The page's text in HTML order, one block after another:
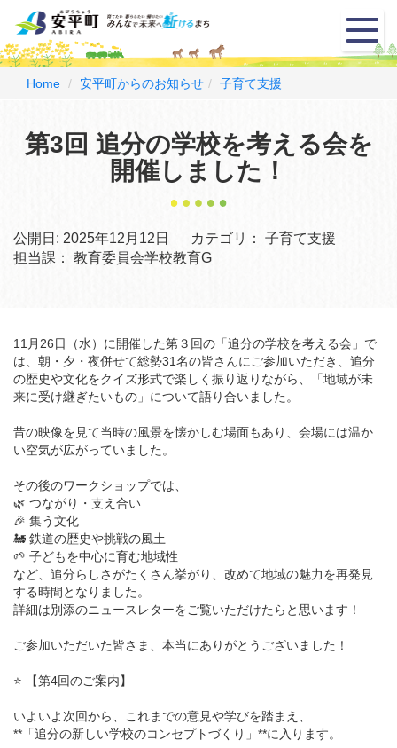
メ
ニ
ュ
Home 安平町からのお知らせ 子育て支援
第3回 追分の学校を考える会を
開催しました！
公開日: 2025年12月12日 カテゴリ：
子育て支援
担当課：
教育委員会学校教育G
11月26日（水）に開催した第３回の「追分の学校を考える会」で
は、朝・夕・夜併せて総勢31名の皆さんにご参加いただき、追分
の歴史や文化をクイズ形式で楽しく振り返りながら、「地域が未
来に受け継ぎたいもの」について語り合いました。
昔の映像を見て当時の風景を懐かしむ場面もあり、会場には温か
い空気が広がっていました。
その後のワークショップでは、
🌿 つながり・支え合い
🎉 集う文化
🚂 鉄道の歴史や挑戦の風土
🌱 子どもを中心に育む地域性
など、追分らしさがたくさん挙がり、改めて地域の魅力を再発見
する時間となりました。
詳細は別添のニュースレターをご覧いただけたらと思います！
ご参加いただいた皆さま、本当にありがとうございました！
⭐ 【第4回のご案内】
いよいよ次回から、これまでの意見や学びを踏まえ、
**「追分の新しい学校のコンセプトづくり」**に入ります。